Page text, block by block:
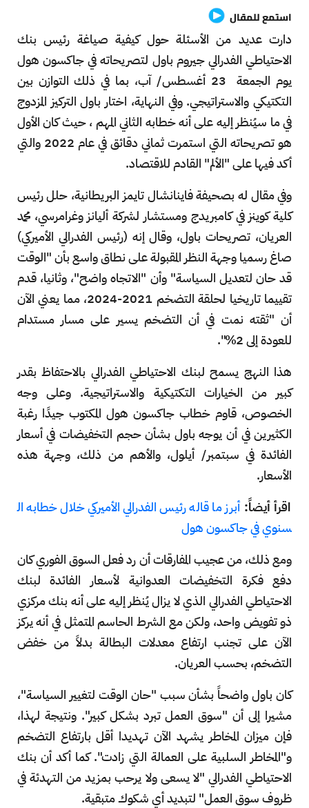
استمع للمقال
دارت عديد من الأسئلة حول كيفية صياغة رئيس بنك
الاحتياطي الفدرالي جيروم باول لتصريحاته في جاكسون هول
يوم الجمعة 23 أغسطس/ آب، بما في ذلك التوازن بين
التكتيكي والاستراتيجي. وفي النهاية، اختار باول التركيز المزدوج
في ما سيُنظر إليه على أنه خطابه الثاني المهم ، حيث كان الأول
هو تصريحاته التي استمرت ثماني دقائق في عام 2022 والتي
أكد فيها على "الألم" القادم للاقتصاد.
وفي مقال له بصحيفة فاينانشال تايمز البريطانية، حلل رئيس
كلية كوينز في كامبريدج ومستشار لشركة أليانز وغرامرسي، محمد
العريان، تصريحات باول، وقال إنه (رئيس الفدرالي الأميركي)
صاغ رسميا وجهة النظر المقبولة على نطاق واسع بأن "الوقت
قد حان لتعديل السياسة" وأن "الاتجاه واضح"، وثانيا، قدم
تقييما تاريخيا لحلقة التضخم 2021-2024، مما يعني الآن
أن "ثقته نمت في أن التضخم يسير على مسار مستدام
للعودة إلى 2%".
هذا النهج يسمح لبنك الاحتياطي الفدرالي بالاحتفاظ بقدر
كبير من الخيارات التكتيكية والاستراتيجية. وعلى وجه
الخصوص، قاوم خطاب جاكسون هول المكتوب جيدًا رغبة
الكثيرين في أن يوجه باول بشأن حجم التخفيضات في أسعار
الفائدة في سبتمبر/ أيلول، والأهم من ذلك، وجهة هذه
الأسعار.
اقرأ أيضاً:أبرز ما قاله رئيس الفدرالي الأميركي خلال خطابه ال
سنوي في جاكسون هول
ومع ذلك، من عجيب المفارقات أن رد فعل السوق الفوري كان
دفع فكرة التخفيضات العدوانية لأسعار الفائدة لبنك
الاحتياطي الفدرالي الذي لا يزال يُنظر إليه على أنه بنك مركزي
ذو تفويض واحد، ولكن مع الشرط الحاسم المتمثل في أنه يركز
الآن على تجنب ارتفاع معدلات البطالة بدلاً من خفض
التضخم، بحسب العريان.
كان باول واضحاً بشأن سبب "حان الوقت لتغيير السياسة"،
مشيرا إلى أن "سوق العمل تبرد بشكل كبير". ونتيجة لهذا،
فإن ميزان المخاطر يشهد الآن تهديدا أقل بارتفاع التضخم
و"المخاطر السلبية على العمالة التي زادت". كما أكد أن بنك
الاحتياطي الفدرالي "لا يسعى ولا يرحب بمزيد من التهدئة في
ظروف سوق العمل" لتبديد أي شكوك متبقية.